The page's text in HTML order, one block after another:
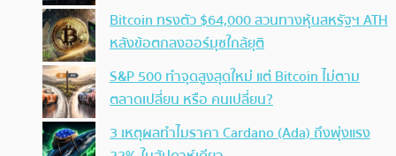
Bitcoin ทรงตัว $64,000 สวนทางหุ้นสหรัฐฯ ATH
หลังข้อตกลงฮอร์มุซใกล้ยุติ
S&P 500 ทำจุดสูงสุดใหม่ แต่ Bitcoin ไม่ตาม
ตลาดเปลี่ยน หรือ คนเปลี่ยน?
3 เหตุผลทำไมราคา Cardano (Ada) ถึงพุ่งแรง